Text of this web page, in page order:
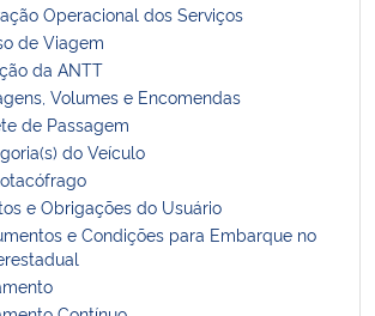
Operacional dos Serviços
de Viagem
da ANTT
Volumes e Encomendas
de Passagem
do Veículo
e Obrigações do Usuário
e Condições para Embarque no